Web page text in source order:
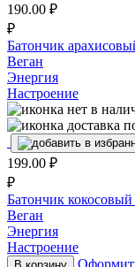
190.00 ₽
₽
Батончик
Веган
Энергия
Настроение
199.00 ₽
₽
Батончик
Веган
Энергия
Настроение